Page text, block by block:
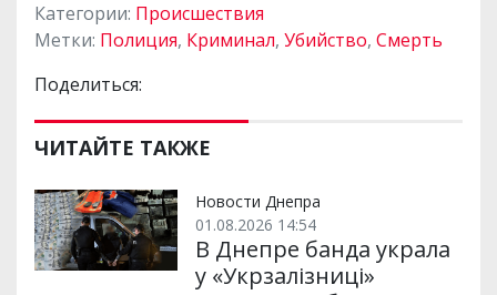
Категории: Происшествия
Метки: Полиция, Криминал, Убийство, Смерть
Поделиться:
ЧИТАЙТЕ ТАКЖЕ
Новости Днепра
01.08.2026 14:54
В Днепре банда украла
у «Укрзалізниці»